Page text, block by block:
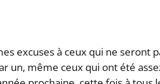
excuses à ceux qui ne
un, même ceux qui ont été